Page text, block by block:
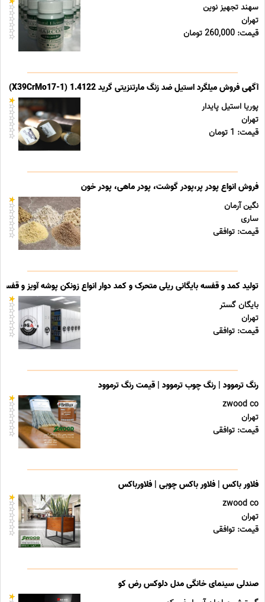
سهند تجهیز نوین
تهران
قیمت: 260,000 تومان
آگهی فروش میلگرد استیل ضد زنگ مارتنزیتی گرید 1.4122 (X39CrMo17-1)
پوریا استیل پایدار
تهران
قیمت: 1 تومان
فروش انواع پودر پر،پودر گوشت، پودر ماهی، پودر خون
نگین آرمان
ساری
قیمت: توافقی
تولید کمد و قفسه بایگانی ریلی متحرک و کمد دوار انواع زونکن پوشه آویز و قفسه
بایگان گستر
تهران
قیمت: توافقی
رنگ ترموود | رنگ چوب ترموود | قیمت رنگ ترموود
zwood co
تهران
قیمت: توافقی
فلاور باکس | فلاور باکس چوبی | فلاورباکس
zwood co
تهران
قیمت: توافقی
صندلی سینمای خانگی مدل دلوکس رض کو